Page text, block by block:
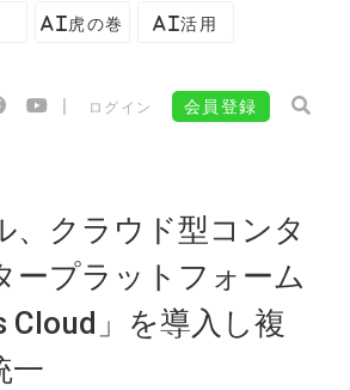
AI虎の巻 AI活用
ログイン 会員登録
、クラウド型コンタ
ープラットフォーム
Cloud」を導入し複
一